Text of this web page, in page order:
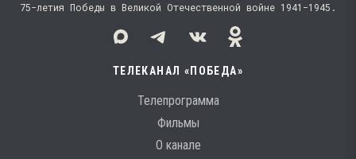
75-летия Победы в Великой Отечественной войне 1941−1945.
ТЕЛЕКАНАЛ «ПОБЕДА»
Телепрограмма
Фильмы
О канале